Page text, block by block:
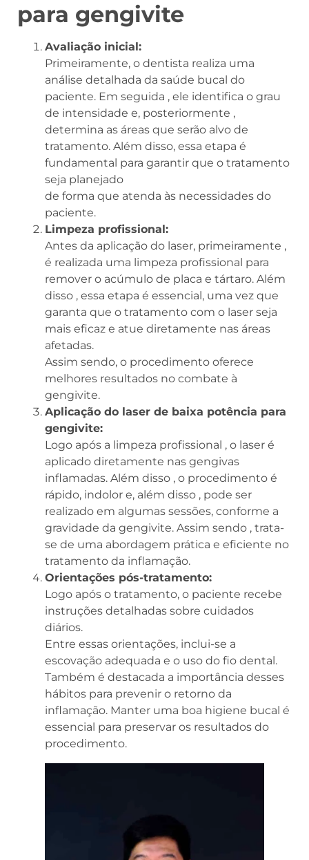
para gengivite
Avaliação inicial:
Primeiramente, o dentista realiza uma
análise detalhada da saúde bucal do
paciente. Em seguida , ele identifica o grau
de intensidade e, posteriormente ,
determina as áreas que serão alvo de
tratamento. Além disso, essa etapa é
fundamental para garantir que o tratamento
seja planejado
de forma que atenda às necessidades do
paciente.
Limpeza profissional:
Antes da aplicação do laser, primeiramente ,
é realizada uma limpeza profissional para
remover o acúmulo de placa e tártaro. Além
disso , essa etapa é essencial, uma vez que
garanta que o tratamento com o laser seja
mais eficaz e atue diretamente nas áreas
afetadas.
Assim sendo, o procedimento oferece
melhores resultados no combate à
gengivite.
Aplicação do laser de baixa potência para
gengivite:
Logo após a limpeza profissional , o laser é
aplicado diretamente nas gengivas
inflamadas. Além disso , o procedimento é
rápido, indolor e, além disso , pode ser
realizado em algumas sessões, conforme a
gravidade da gengivite. Assim sendo , trata-
se de uma abordagem prática e eficiente no
tratamento da inflamação.
Orientações pós-tratamento:
Logo após o tratamento, o paciente recebe
instruções detalhadas sobre cuidados
diários.
Entre essas orientações, inclui-se a
escovação adequada e o uso do fio dental.
Também é destacada a importância desses
hábitos para prevenir o retorno da
inflamação. Manter uma boa higiene bucal é
essencial para preservar os resultados do
procedimento.